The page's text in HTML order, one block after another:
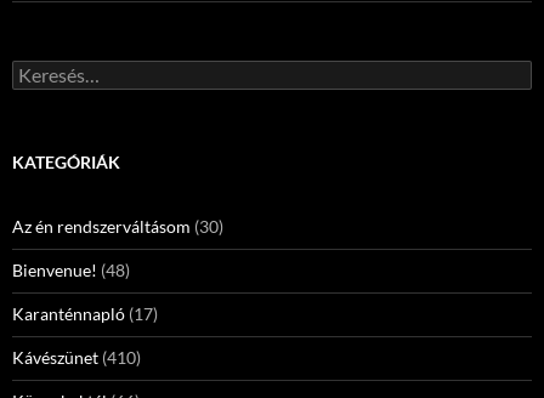
Keresés:
KATEGÓRIÁK
Az én rendszerváltásom (30)
Bienvenue! (48)
Karanténnapló (17)
Kávészünet (410)